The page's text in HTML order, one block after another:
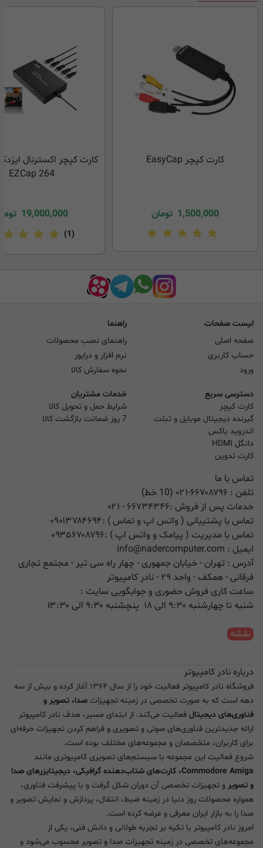
کارت کپچر EasyCap
1,500,000 تومان
EZCap 264
19,000,000
(1)
لیست صفحات
صفحه اصلی
حساب کاربری
ورود
راهنما
راهنمای نصب محصولات
نرم افزار و درایور
نحوه سفارش کالا
دسترسی سریع
کارت کپچر
گیرنده دیجیتال موبایل و تبلت
اندروید باکس
دانگل HDMI
کارت تدوین
خدمات مشتریان
شرایط حمل و تحویل کالا
7 روز ضمانت بازگشت کالا
تماس با ما
تلفن : ۰۲۱-۶۶۷۰۸۷۹۶ (10 خط)
خدمات پس از فروش :۶۶۷۳۴۳۴۶ - ۰۲۱
تماس با پشتیبانی ( واتس اپ و تماس ) :۰۹۰۱۳۷۸۴۶۹۴
تماس با مدیریت ( پیامک و واتس اپ ) :۰۹۳۵۶۷۰۸۷۹۶
ایمیل : info@nadercomputer.com
آدرس : تهران - خیابان جمهوری - چهار راه سی تیر - مجتمع تجاری
فرقانی - همکف - واحد ۲۹ - نادر کامپیوتر
ساعت کاری فروش حضوری و جوابگویی سایت :
شنبه تا چهارشنبه ۹:۳۰ الی ۱۸ پنچشنبه ۹:۳۰ الی ۱۳:۳۰
نقشه
درباره نادر کامپیوتر
فروشگاه نادر کامپیوتر فعالیت خود را از سال ۱۳۶۴ آغاز کرده و بیش از سه
دهه است که به صورت تخصصی در زمینه تجهیزات صدا، تصویر و
فناوری‌های دیجیتال فعالیت می‌کند. از ابتدای مسیر، هدف نادر کامپیوتر
ارائه جدیدترین فناوری‌های صوتی و تصویری و فراهم کردن تجهیزات حرفه‌ای
برای کاربران، متخصصان و مجموعه‌های مختلف بوده است.
شروع فعالیت این مجموعه با سیستم‌های تصویری کامپیوتری مانند
Commodore Amiga، کارت‌های شتاب‌دهنده گرافیکی، دیجیتایزرهای صدا
و تصویر و تجهیزات تخصصی آن دوران شکل گرفت و با پیشرفت فناوری،
همواره محصولات روز دنیا در زمینه ضبط، انتقال، پردازش و نمایش تصویر و
صدا را به بازار ایران معرفی و عرضه کرده است.
امروز نادر کامپیوتر با تکیه بر تجربه طولانی و دانش فنی، یکی از
مجموعه‌های تخصصی در زمینه تجهیزات صدا و تصویر محسوب می‌شود و